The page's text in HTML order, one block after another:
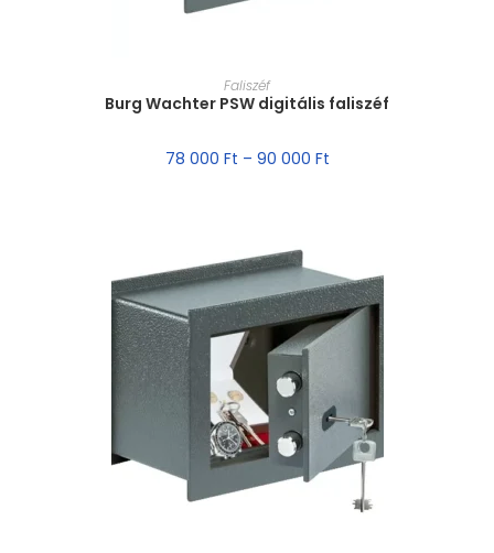
MÉRET VÁLASZTÁSA
Faliszéf
Burg Wachter PSW digitális faliszéf
78 000 Ft – 90 000 Ft